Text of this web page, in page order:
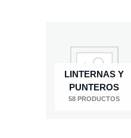
LINTERNAS Y
PUNTEROS
58 PRODUCTOS